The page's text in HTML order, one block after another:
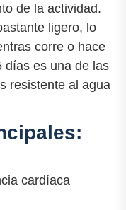
de la actividad.
ligero, lo
corre o hace
días es una de las
resistente al agua
cardíaca